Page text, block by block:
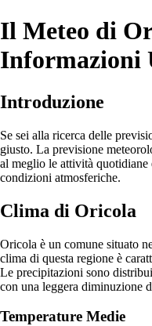
Il Meteo di
Informazioni
Introduzione
Se sei alla ricerca delle
giusto. La previsione
al meglio le attività quotidiane
condizioni atmosferiche.
Clima di Oricola
Oricola è un comune situato
clima di questa regione è
Le precipitazioni sono
con una leggera diminuzione
Temperature Medie